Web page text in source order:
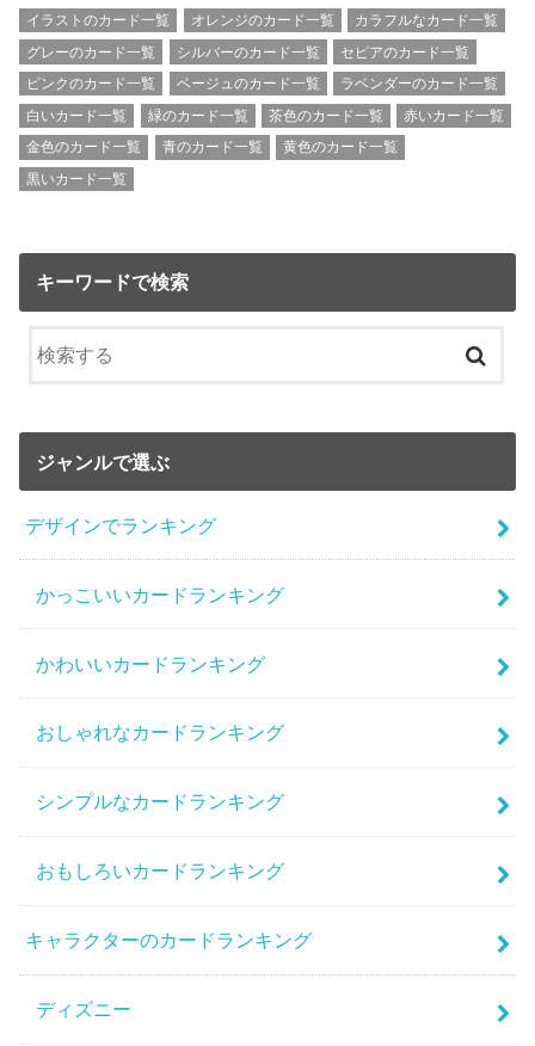
イラストのカード一覧 オレンジのカード一覧
カラフルなカード一覧
グレーのカード一覧
シルバーのカード一覧
セピアのカード一覧
ピンクのカード一覧
ベージュのカード一覧
ラベンダーのカード一覧
白いカード一覧
緑のカード一覧 茶色のカード一覧
赤いカード一覧
金色のカード一覧
青のカード一覧
黄色のカード一覧
黒いカード一覧
キーワードで検索
ジャンルで選ぶ
デザインでランキング
かっこいいカードランキング
かわいいカードランキング
おしゃれなカードランキング
シンプルなカードランキング
おもしろいカードランキング
キャラクターのカードランキング
ディズニー